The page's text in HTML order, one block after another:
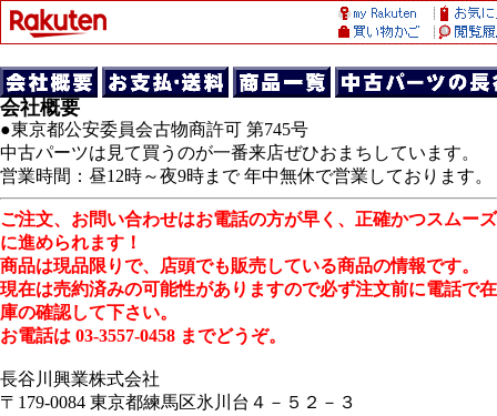
会社概要
●東京都公安委員会古物商許可 第745号
中古パーツは見て買うのが一番来店ぜひおまちしています。
営業時間：昼12時～夜9時まで 年中無休で営業しております。
ご注文、お問い合わせはお電話の方が早く、正確かつスムーズ
に進められます！
商品は現品限りで、店頭でも販売している商品の情報です。
現在は売約済みの可能性がありますので必ず注文前に電話で在
庫の確認して下さい。
お電話は 03-3557-0458 までどうぞ。
長谷川興業株式会社
〒179-0084 東京都練馬区氷川台４－５２－３